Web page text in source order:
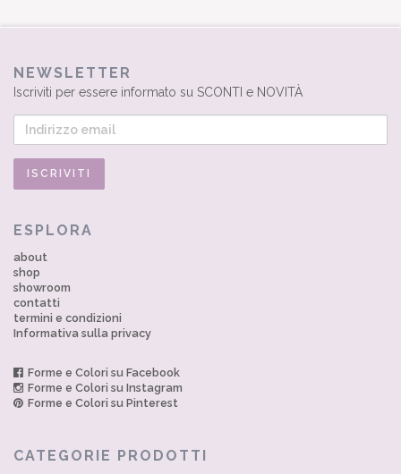
NEWSLETTER
Iscriviti per essere informato su SCONTI e NOVITÀ
ESPLORA
about
shop
showroom
contatti
termini e condizioni
Informativa sulla privacy
Forme e Colori su Facebook
Forme e Colori su Instagram
Forme e Colori su Pinterest
CATEGORIE PRODOTTI